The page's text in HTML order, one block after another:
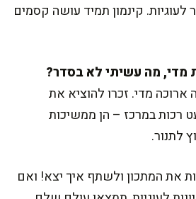
לעוגיות. קינמון תמיד עושה קסמים
ארוכה מדי. זכרו להוציא את
רכות במרכז – הן ממשיכות
לתנור.
את המתכון ולשתף איך יצא! ואם